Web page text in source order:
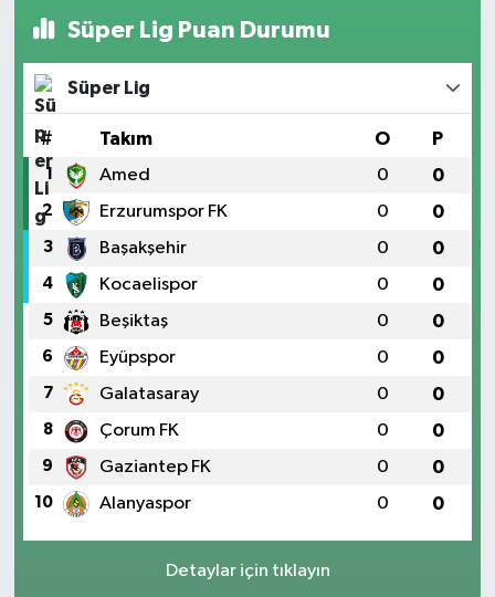
Süper Lig Puan Durumu
Süper Lig
# Takım O P
1 Amed 0 0
2 Erzurumspor FK 0 0
3 Başakşehir 0 0
4 Kocaelispor 0 0
5 Beşiktaş 0 0
6 Eyüpspor 0 0
7 Galatasaray 0 0
8 Çorum FK 0 0
9 Gaziantep FK 0 0
10 Alanyaspor 0 0
Detaylar için tıklayın